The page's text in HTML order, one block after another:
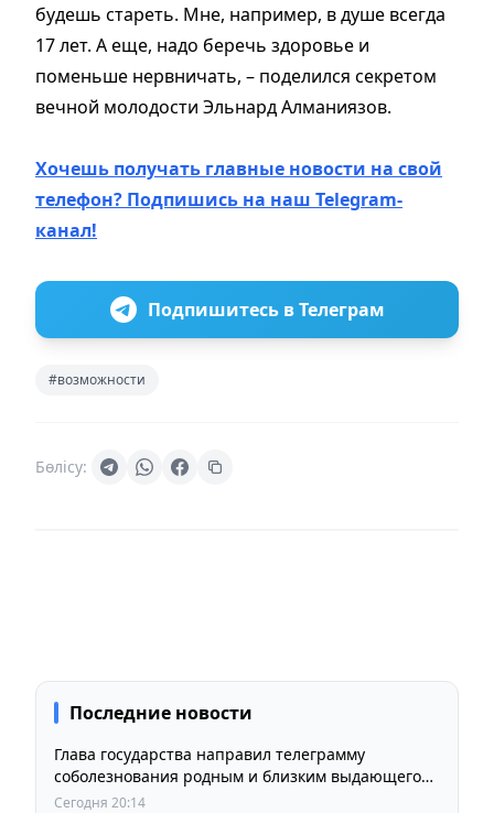
будешь стареть. Мне, например, в душе всегда
17 лет. А еще, надо беречь здоровье и
поменьше нервничать, – поделился секретом
вечной молодости Эльнард Алманиязов.
Хочешь получать главные новости на свой
телефон? Подпишись на наш Telegram-
канал!
Подпишитесь в Телеграм
#возможности
Бөлісу:
Последние новости
Глава государства направил телеграмму
соболезнования родным и близким выдающегося
кинорежиссера Ардака Амиркулова
Сегодня 20:14